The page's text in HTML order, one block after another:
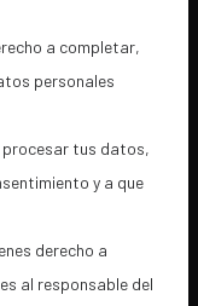
a completar,
personales
tus datos,
y a que
derecho a
al responsable del